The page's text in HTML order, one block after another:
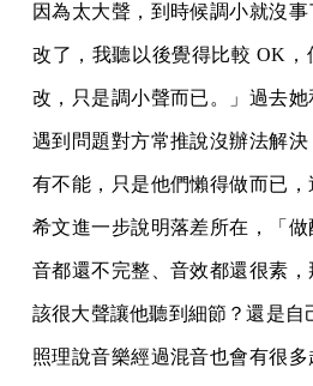
因為太大聲，到時候調小就沒
改了，我聽以後覺得比較 OK，
改，只是調小聲而已。」過去她
遇到問題對方常推說沒辦法解
有不能，只是他們懶得做而已
希文進一步說明落差所在，「
音都還不完整、音效都還很素
該很大聲讓他聽到細節？還是自
照理說音樂經過混音也會有很